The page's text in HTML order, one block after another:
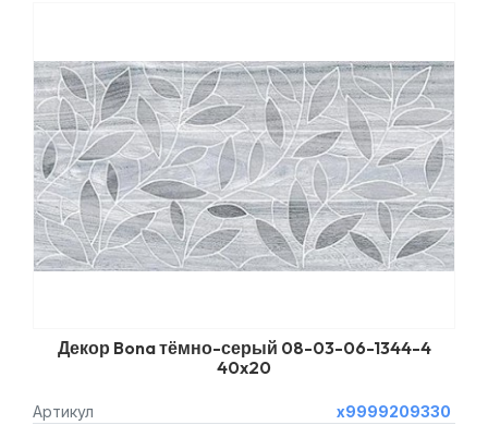
Декор Bona тёмно-серый 08-03-06-1344-4
40x20
Артикул
х9999209330